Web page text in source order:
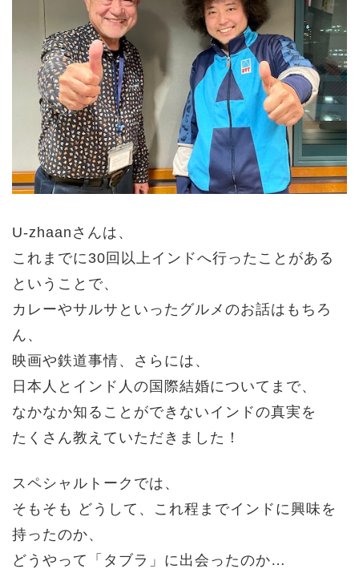
U-zhaanさんは、
これまでに30回以上 インドへ行ったことがある
ということで、
カレーやサルサといったグルメのお話はもちろ
ん、
映画や鉄道事情、 さらには、
日本人とインド人の国際結婚についてまで、
なかなか知ることができないインドの真実を
たくさん教えていただきました！
スペシャルトークでは、
そもそも どうして、これ程までインドに興味を
持ったのか、
どうやって「タブラ」に出会ったのか…